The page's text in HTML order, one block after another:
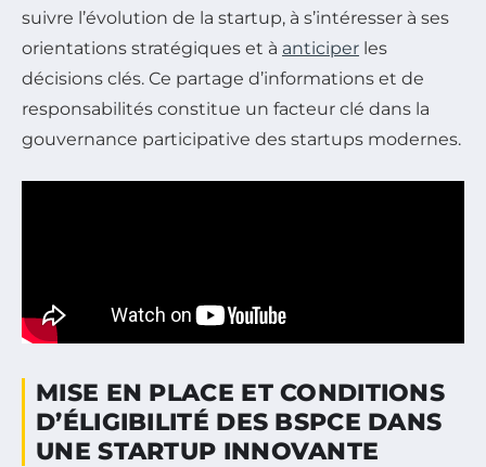
suivre l’évolution de la startup, à s’intéresser à ses
orientations stratégiques et à anticiper les
décisions clés. Ce partage d’informations et de
responsabilités constitue un facteur clé dans la
gouvernance participative des startups modernes.
MISE EN PLACE ET CONDITIONS
D’ÉLIGIBILITÉ DES BSPCE DANS
UNE STARTUP INNOVANTE